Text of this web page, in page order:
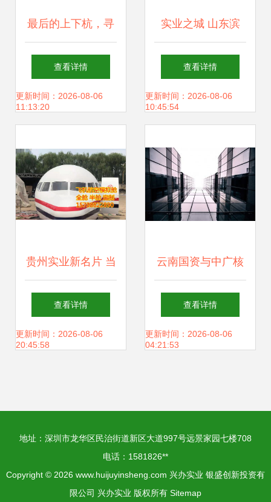
最后的上下杭，寻
找的老福州 兴办实
业
查看详情
更新时间：2026-08-06
11:13:20
实业之城 山东滨
州，海陆之鲜与产
业集群的双重交响
查看详情
更新时间：2026-08-06
10:45:54
贵州实业新名片 当
飞行梦想碰撞创意
餐饮
查看详情
更新时间：2026-08-06
20:45:58
云南国资与中广核
基金强强联手 400
亿合作协议撬动创
查看详情
更新时间：2026-08-06
04:21:53
地址：深圳市龙华区民治街道新区大道997号远景家园七楼708
电话：1581826**
Copyright © 2026 www.huijuyinsheng.com 兴办实业 银盛创新投资有
限公司 兴办实业 版权所有 Sitemap